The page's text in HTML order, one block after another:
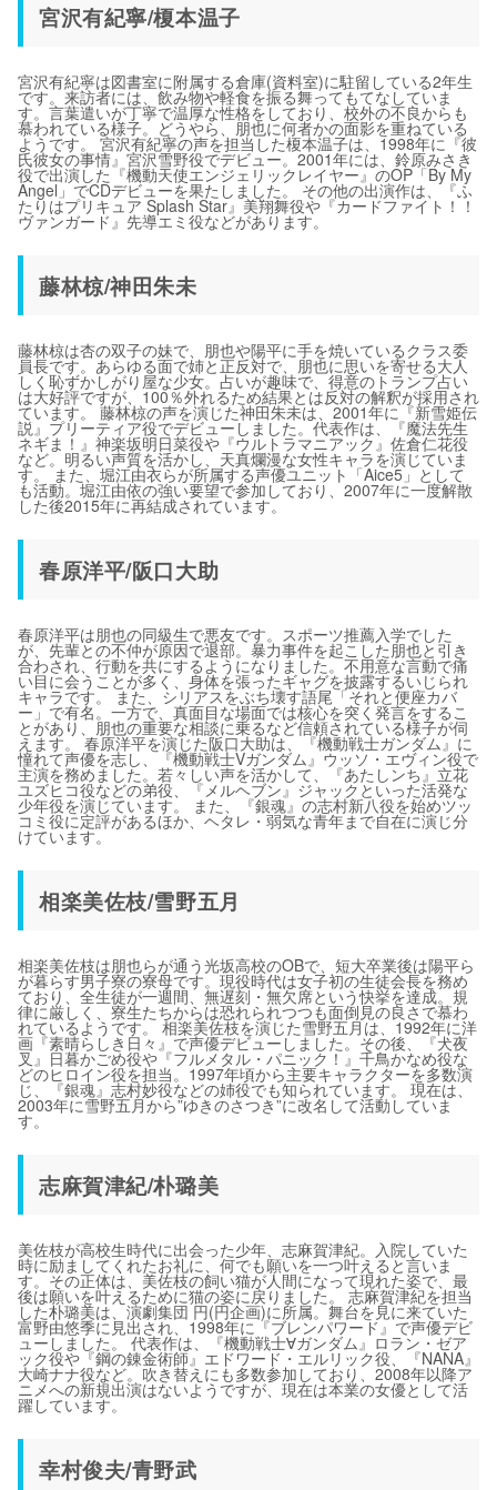
宮沢有紀寧/榎本温子
宮沢有紀寧は図書室に附属する倉庫(資料室)に駐留している2年生
です。来訪者には、飲み物や軽食を振る舞ってもてなしていま
す。言葉遣いが丁寧で温厚な性格をしており、校外の不良からも
慕われている様子。どうやら、朋也に何者かの面影を重ねている
ようです。 宮沢有紀寧の声を担当した榎本温子は、1998年に『彼
氏彼女の事情』宮沢雪野役でデビュー。2001年には、鈴原みさき
役で出演した『機動天使エンジェリックレイヤー』のOP「By My
Angel」でCDデビューを果たしました。 その他の出演作は、『ふ
たりはプリキュア Splash Star』美翔舞役や『カードファイト！！
ヴァンガード』先導エミ役などがあります。
藤林椋/神田朱未
藤林椋は杏の双子の妹で、朋也や陽平に手を焼いているクラス委
員長です。あらゆる面で姉と正反対で、朋也に思いを寄せる大人
しく恥ずかしがり屋な少女。占いが趣味で、得意のトランプ占い
は大好評ですが、100％外れるため結果とは反対の解釈が採用され
ています。 藤林椋の声を演じた神田朱未は、2001年に『新雪姫伝
説』プリーティア役でデビューしました。代表作は、『魔法先生
ネギま！』神楽坂明日菜役や『ウルトラマニアック』佐倉仁花役
など。明るい声質を活かし、天真爛漫な女性キャラを演じていま
す。 また、堀江由衣らが所属する声優ユニット「Aice5」として
も活動。堀江由依の強い要望で参加しており、2007年に一度解散
した後2015年に再結成されています。
春原洋平/阪口大助
春原洋平は朋也の同級生で悪友です。スポーツ推薦入学でした
が、先輩との不仲が原因で退部。暴力事件を起こした朋也と引き
合わされ、行動を共にするようになりました。不用意な言動で痛
い目に会うことが多く、身体を張ったギャグを披露するいじられ
キャラです。 また、シリアスをぶち壊す語尾「それと便座カバ
ー」で有名。一方で、真面目な場面では核心を突く発言をするこ
とがあり、朋也の重要な相談に乗るなど信頼されている様子が伺
えます。 春原洋平を演じた阪口大助は、『機動戦士ガンダム』に
憧れて声優を志し、『機動戦士Vガンダム』ウッソ・エヴィン役で
主演を務めました。若々しい声を活かして、『あたしンち』立花
ユズヒコ役などの弟役、『メルヘブン』ジャックといった活発な
少年役を演じています。 また、『銀魂』の志村新八役を始めツッ
コミ役に定評があるほか、ヘタレ・弱気な青年まで自在に演じ分
けています。
相楽美佐枝/雪野五月
相楽美佐枝は朋也らが通う光坂高校のOBで、短大卒業後は陽平ら
が暮らす男子寮の寮母です。現役時代は女子初の生徒会長を務め
ており、全生徒が一週間、無遅刻・無欠席という快挙を達成。規
律に厳しく、寮生たちからは恐れられつつも面倒見の良さで慕わ
れているようです。 相楽美佐枝を演じた雪野五月は、1992年に洋
画『素晴らしき日々』で声優デビューしました。その後、『犬夜
叉』日暮かごめ役や『フルメタル・パニック！』千鳥かなめ役な
どのヒロイン役を担当。1997年頃から主要キャラクターを多数演
じ、『銀魂』志村妙役などの姉役でも知られています。 現在は、
2003年に雪野五月から”ゆきのさつき”に改名して活動していま
す。
志麻賀津紀/朴璐美
美佐枝が高校生時代に出会った少年、志麻賀津紀。入院していた
時に励ましてくれたお礼に、何でも願いを一つ叶えると言いま
す。その正体は、美佐枝の飼い猫が人間になって現れた姿で、最
後は願いを叶えるために猫の姿に戻りました。 志麻賀津紀を担当
した朴璐美は、演劇集団 円(円企画)に所属。舞台を見に来ていた
富野由悠季に見出され、1998年に『ブレンパワード』で声優デビ
ューしました。 代表作は、『機動戦士∀ガンダム』ロラン・ゼア
ック役や『鋼の錬金術師』エドワード・エルリック役、『NANA』
大崎ナナ役など。吹き替えにも多数参加しており、2008年以降ア
ニメへの新規出演はないようですが、現在は本業の女優として活
躍しています。
幸村俊夫/青野武